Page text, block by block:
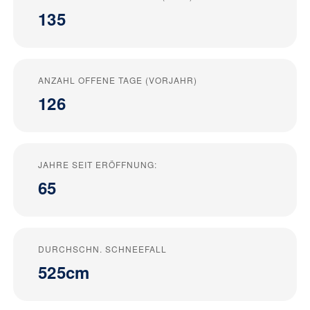
135
ANZAHL OFFENE TAGE (VORJAHR)
126
JAHRE SEIT ERÖFFNUNG:
65
DURCHSCHN. SCHNEEFALL
525cm